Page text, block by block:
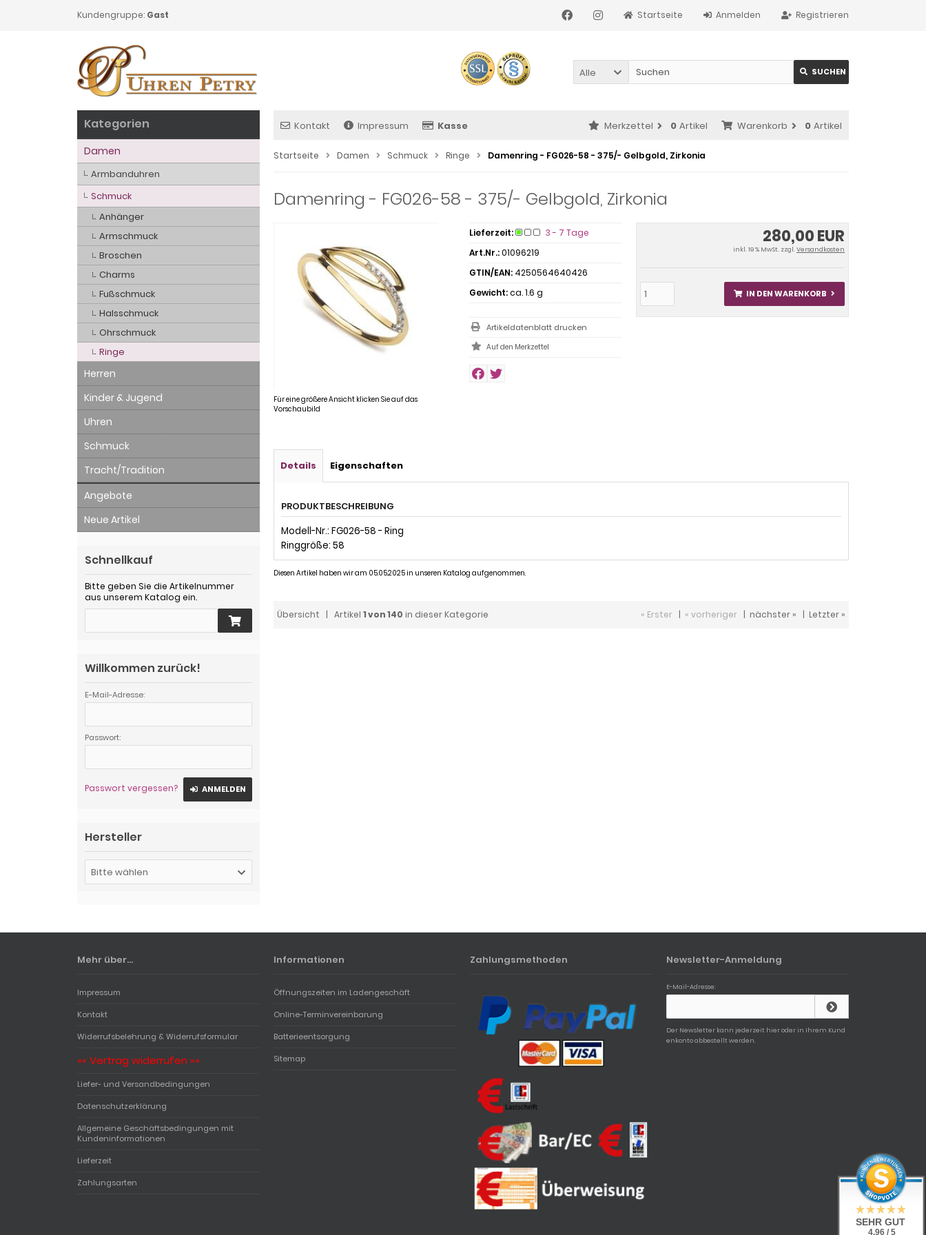
Kundengruppe: Gast Registrieren
Anmelden
Startseite
Alle SUCHEN
Kontakt Impressum Kasse Warenkorb 0 Artikel
Merkzettel 0 Artikel
Startseite Damen Schmuck Ringe Damenring - FG026-58 - 375/- Gelbgold, Zirkonia
Damenring - FG026-58 - 375/- Gelbgold, Zirkonia
Für eine größere Ansicht klicken Sie auf das
Vorschaubild
280,00 EUR
inkl. 19 % MwSt. zzgl.Versandkosten
IN DEN WARENKORB
Lieferzeit:
3 - 7 Tage
Art.Nr.:01096219
GTIN/EAN: 4250564640426
Gewicht:ca. 1.6 g
Artikeldatenblatt drucken
Details Eigenschaften
PRODUKTBESCHREIBUNG
Modell-Nr.: FG026-58 - Ring
Ringgröße: 58
Diesen Artikel haben wir am 05.05.2025 in unseren Katalog aufgenommen.
Übersicht | Artikel 1 von 140 in dieser Kategorie « Erster | « vorheriger | nächster » | Letzter »
Kategorien
Damen
Armbanduhren
Schmuck
Anhänger
Armschmuck
Broschen
Charms
Fußschmuck
Halsschmuck
Ohrschmuck
Ringe
Herren
Kinder & Jugend
Uhren
Schmuck
Tracht/Tradition
Angebote
Neue Artikel
Schnellkauf
Bitte geben Sie die Artikelnummer
aus unserem Katalog ein.
Willkommen zurück!
E-Mail-Adresse:
Passwort:
Passwort vergessen? ANMELDEN
Hersteller
Bitte wählen
Mehr über...
Impressum
Kontakt
Widerrufsbelehrung & Widerrufsformular
«« Vertrag widerrufen »»
Liefer- und Versandbedingungen
Datenschutzerklärung
Allgemeine Geschäftsbedingungen mit
Kundeninformationen
Lieferzeit
Zahlungsarten
Informationen
Öffnungszeiten im Ladengeschäft
Online-Terminvereinbarung
Batterieentsorgung
Sitemap
Zahlungsmethoden Newsletter-Anmeldung
E-Mail-Adresse:
Der Newsletter kann jederzeit hier oder in Ihrem Kund
enkonto abbestellt werden.
SEHR GUT
4.96 / 5